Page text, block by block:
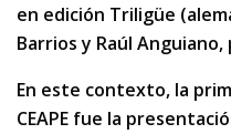
en edición Triligüe
Barrios y Raúl
En este contexto, la
CEAPE fue la